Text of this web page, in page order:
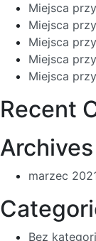
Miejsca
Miejsca
Miejsca
Miejsca
Miejsca
Recent
Archives
marzec
Bez